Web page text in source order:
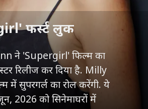
ने 'Supergirl' फिल्म का
रिलीज कर दिया है. Milly
में सुपरगर्ल का रोल करेंगी. ये
2026 को सिनेमाघरों में
'Supergirl' फर्स्ट लुक